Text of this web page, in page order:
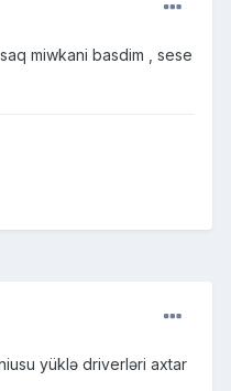
miwkani basdim , sese
yüklə driverləri axtar